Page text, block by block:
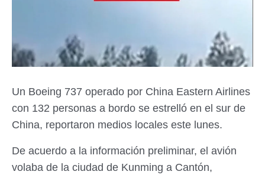
Un Boeing 737 operado por China Eastern Airlines
con 132 personas a bordo se estrelló en el sur de
China, reportaron medios locales este lunes.
De acuerdo a la información preliminar, el avión
volaba de la ciudad de Kunming a Cantón,